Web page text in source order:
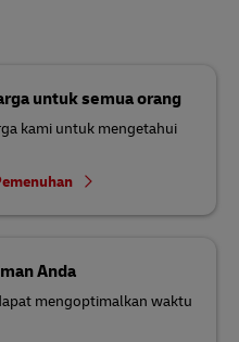
untuk semua orang
kami untuk mengetahui
Anda
mengoptimalkan waktu